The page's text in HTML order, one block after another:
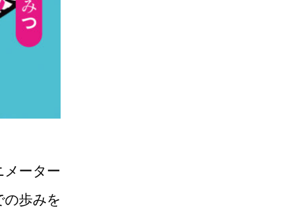
ーター
歩みを